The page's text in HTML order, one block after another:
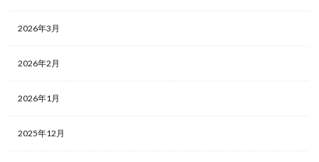
2026年3月
2026年2月
2026年1月
2025年12月